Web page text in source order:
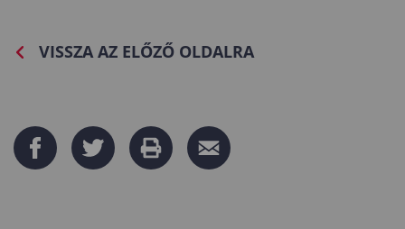
VISSZA AZ ELŐZŐ OLDALRA